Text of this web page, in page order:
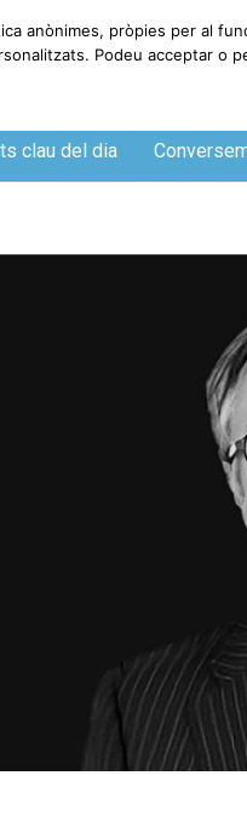
de 2026
clau del dia
anònimes, pròpies per al
Podeu acceptar o